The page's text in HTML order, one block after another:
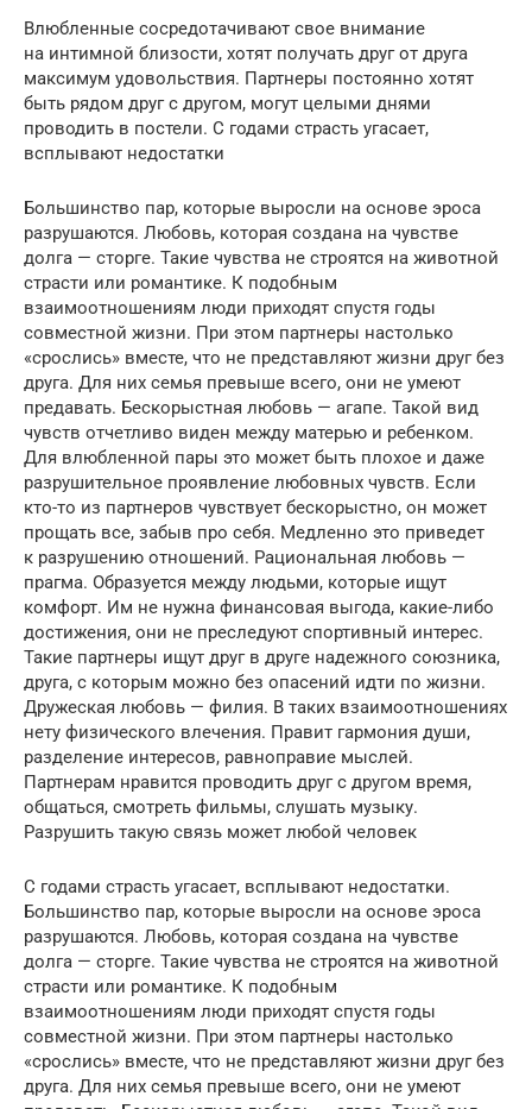
Влюбленные сосредотачивают свое внимание
на интимной близости, хотят получать друг от друга
максимум удовольствия. Партнеры постоянно хотят
быть рядом друг с другом, могут целыми днями
проводить в постели. С годами страсть угасает,
всплывают недостатки
Большинство пар, которые выросли на основе эроса
разрушаются. Любовь, которая создана на чувстве
долга — сторге. Такие чувства не строятся на животной
страсти или романтике. К подобным
взаимоотношениям люди приходят спустя годы
совместной жизни. При этом партнеры настолько
«срослись» вместе, что не представляют жизни друг без
друга. Для них семья превыше всего, они не умеют
предавать. Бескорыстная любовь — агапе. Такой вид
чувств отчетливо виден между матерью и ребенком.
Для влюбленной пары это может быть плохое и даже
разрушительное проявление любовных чувств. Если
кто-то из партнеров чувствует бескорыстно, он может
прощать все, забыв про себя. Медленно это приведет
к разрушению отношений. Рациональная любовь —
прагма. Образуется между людьми, которые ищут
комфорт. Им не нужна финансовая выгода, какие-либо
достижения, они не преследуют спортивный интерес.
Такие партнеры ищут друг в друге надежного союзника,
друга, с которым можно без опасений идти по жизни.
Дружеская любовь — филия. В таких взаимоотношениях
нету физического влечения. Правит гармония души,
разделение интересов, равноправие мыслей.
Партнерам нравится проводить друг с другом время,
общаться, смотреть фильмы, слушать музыку.
Разрушить такую связь может любой человек
С годами страсть угасает, всплывают недостатки.
Большинство пар, которые выросли на основе эроса
разрушаются. Любовь, которая создана на чувстве
долга — сторге. Такие чувства не строятся на животной
страсти или романтике. К подобным
взаимоотношениям люди приходят спустя годы
совместной жизни. При этом партнеры настолько
«срослись» вместе, что не представляют жизни друг без
друга. Для них семья превыше всего, они не умеют